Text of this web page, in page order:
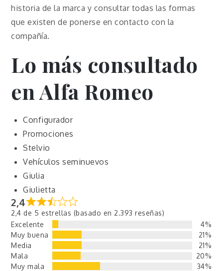
historia de la marca y consultar todas las formas
que existen de ponerse en contacto con la
compañía.
Lo más consultado
en Alfa Romeo
Configurador
Promociones
Stelvio
Vehículos seminuevos
Giulia
Giulietta
2,4
2,4 de 5 estrellas (basado en 2.393 reseñas)
Excelente
4%
Muy buena
21%
Media
21%
Mala
20%
Muy mala
34%